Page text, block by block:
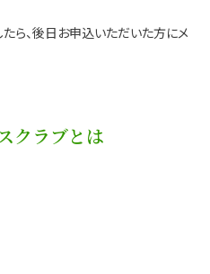
ら、後日お申込いただいた方にメ
クラブとは